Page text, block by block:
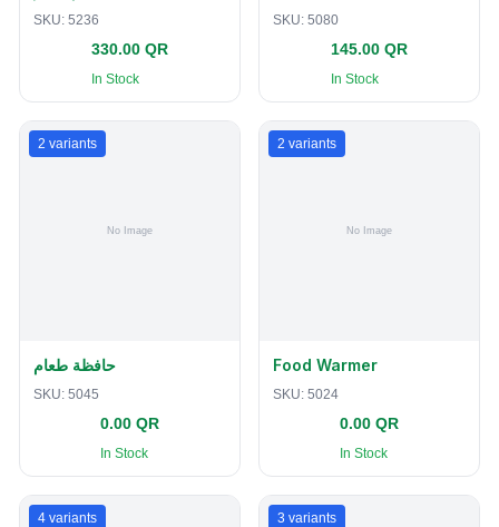
SKU: 5236
330.00 QR
In Stock
SKU: 5080
145.00 QR
In Stock
2 variants
حافظة طعام
SKU: 5045
0.00 QR
In Stock
2 variants
Food Warmer
SKU: 5024
0.00 QR
In Stock
4 variants 3 variants